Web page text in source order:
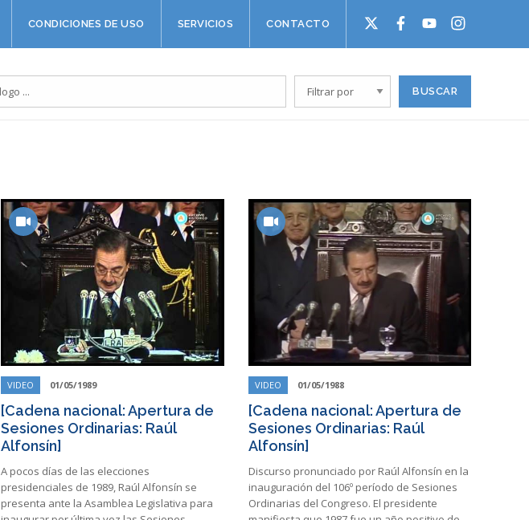
CONDICIONES DE USO SERVICIOS CONTACTO
VIDEO 01/05/1989
[Cadena nacional: Apertura de
Sesiones Ordinarias: Raúl
Alfonsín]
A pocos días de las elecciones
presidenciales de 1989, Raúl Alfonsín se
presenta ante la Asamblea Legislativa para
VIDEO 01/05/1988
[Cadena nacional: Apertura de
Sesiones Ordinarias: Raúl
Alfonsín]
Discurso pronunciado por Raúl Alfonsín en la
inauguración del 106º período de Sesiones
Ordinarias del Congreso. El presidente